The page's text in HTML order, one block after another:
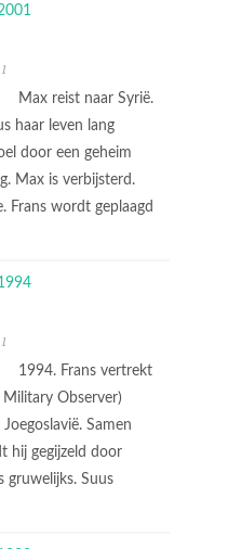
Max reist naar Syrië.
haar leven lang
door een geheim
Max is verbijsterd.
Frans wordt geplaagd
1994. Frans vertrekt
Observer)
Samen
hij gegijzeld door
gruwelijks. Suus